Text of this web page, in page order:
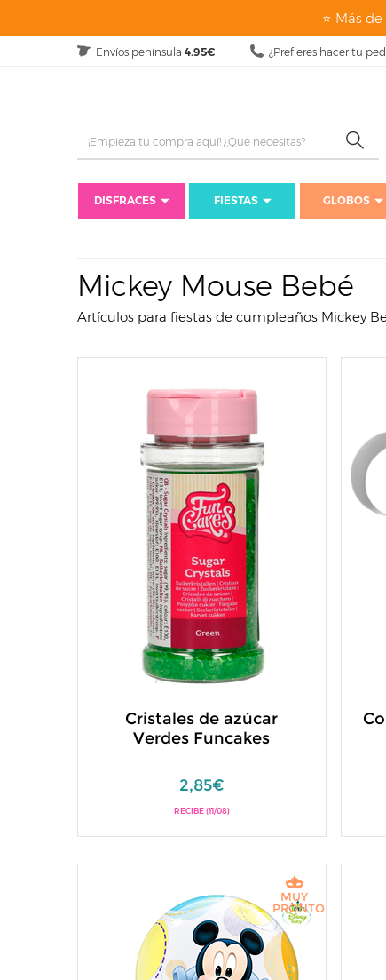
⭐ Más
Envíos península 4.95€ ¿Prefieres hacer tu
DISFRACES FIESTAS GLOBOS
Mickey Mouse Bebé
Artículos para fiestas de cumpleaños Mickey
Cristales de azúcar
Verdes Funcakes
2,85€
RECIBE (11/08)
MUY
PRONTO